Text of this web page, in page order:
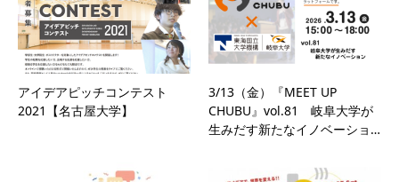
アイデアピッチコンテスト
2021【名古屋大学】
3/13（金）『MEET UP
CHUBU』vol.81 岐阜大学が
生みだす新たなイノベーショ…